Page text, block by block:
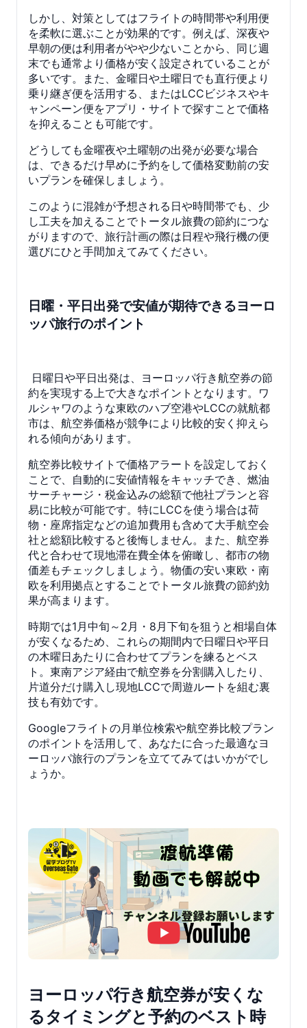
しかし、対策としてはフライトの時間帯や利用便
を柔軟に選ぶことが効果的です。例えば、深夜や
早朝の便は利用者がやや少ないことから、同じ週
末でも通常より価格が安く設定されていることが
多いです。また、金曜日や土曜日でも直行便より
乗り継ぎ便を活用する、またはLCCビジネスやキ
ャンペーン便をアプリ・サイトで探すことで価格
を抑えることも可能です。
どうしても金曜夜や土曜朝の出発が必要な場合
は、できるだけ早めに予約をして価格変動前の安
いプランを確保しましょう。
このように混雑が予想される日や時間帯でも、少
し工夫を加えることでトータル旅費の節約につな
がりますので、旅行計画の際は日程や飛行機の便
選びにひと手間加えてみてください。
日曜・平日出発で安値が期待できるヨーロ
ッパ旅行のポイント
日曜日や平日出発は、ヨーロッパ行き航空券の節
約を実現する上で大きなポイントとなります。ワ
ルシャワのような東欧のハブ空港やLCCの就航都
市は、航空券価格が競争により比較的安く抑えら
れる傾向があります。
航空券比較サイトで価格アラートを設定しておく
ことで、自動的に安値情報をキャッチでき、燃油
サーチャージ・税金込みの総額で他社プランと容
易に比較が可能です。特にLCCを使う場合は荷
物・座席指定などの追加費用も含めて大手航空会
社と総額比較すると後悔しません。また、航空券
代と合わせて現地滞在費全体を俯瞰し、都市の物
価差もチェックしましょう。物価の安い東欧・南
欧を利用拠点とすることでトータル旅費の節約効
果が高まります。
時期では1月中旬～2月・8月下旬を狙うと相場自体
が安くなるため、これらの期間内で日曜日や平日
の木曜日あたりに合わせてプランを練るとベス
ト。東南アジア経由で航空券を分割購入したり、
片道分だけ購入し現地LCCで周遊ルートを組む裏
技も有効です。
Googleフライトの月単位検索や航空券比較プラン
のポイントを活用して、あなたに合った最適なヨ
ーロッパ旅行のプランを立ててみてはいかがでし
ょうか。
ヨーロッパ行き航空券が安くな
るタイミングと予約のベスト時